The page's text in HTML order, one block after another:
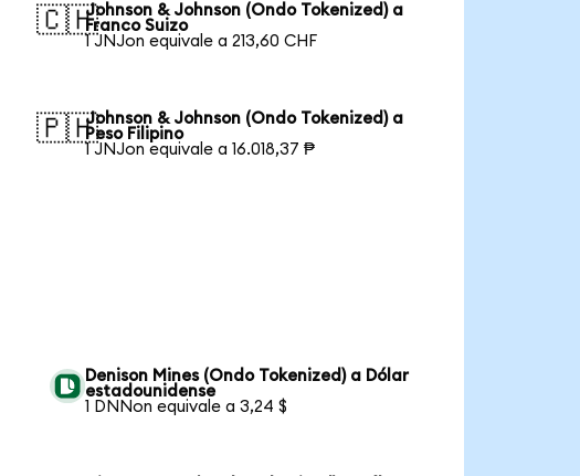
🇨🇭Johnson & Johnson (Ondo Tokenized) a
Franco Suizo
1 JNJon equivale a 213,60 CHF
🇵🇭Johnson & Johnson (Ondo Tokenized) a
Peso Filipino
1 JNJon equivale a 16.018,37 ₱
Denison Mines (Ondo Tokenized) a Dólar
estadounidense
1 DNNon equivale a 3,24 $